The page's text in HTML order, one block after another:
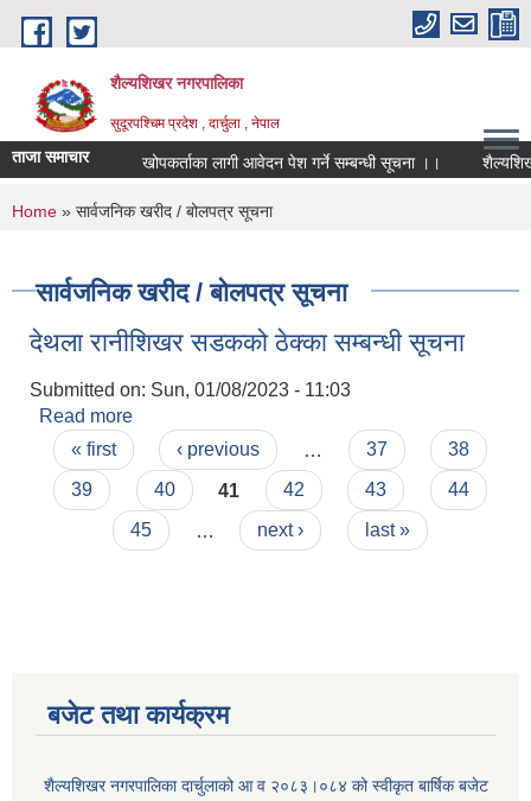
Skip to main content
शैल्यशिखर नगरपालिका
सुदूरपश्चिम प्रदेश , दार्चुला , नेपाल
ताजा समाचार खोपकर्ताका लागी आवेदन पेश गर्ने सम्बन्धी सूचना ।।
You are here
Home » सार्वजनिक खरीद / बोलपत्र सूचना
सार्वजनिक खरीद / बोलपत्र सूचना
देथला रानीशिखर सडकको ठेक्का सम्बन्धी सूचना
Submitted on: Sun, 01/08/2023 - 11:03
Read more
Pages
« first ‹ previous 37
38
39
40 41 42 43
44
45
next › last »
बजेट तथा कार्यक्रम
शैल्यशिखर नगरपालिका दार्चुलाको आ व २०८३।०८४ को स्वीकृत बार्षिक बजेट